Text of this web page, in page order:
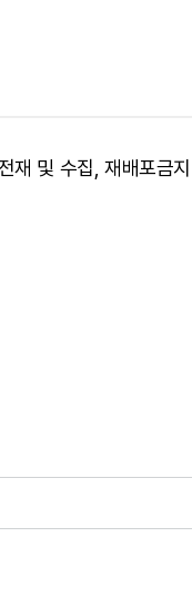
및 수집, 재배포금지